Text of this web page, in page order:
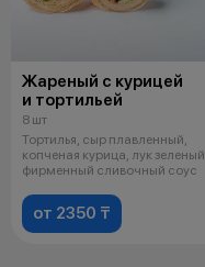
Жареный с курицей
и тортильей
8 шт
Тортилья, сыр плавленный,
копченая курица, лук зеленый,
фирменный сливочный соус
от 2350 ₸